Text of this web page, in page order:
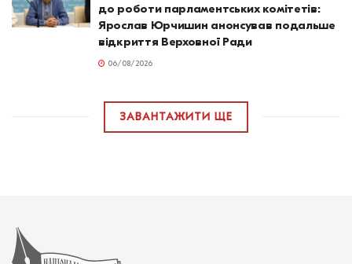
до роботи парламентських комітетів:
Ярослав Юрчишин анонсував подальше
відкриття Верховної Ради
06/08/2026
ЗАВАНТАЖИТИ ЩЕ